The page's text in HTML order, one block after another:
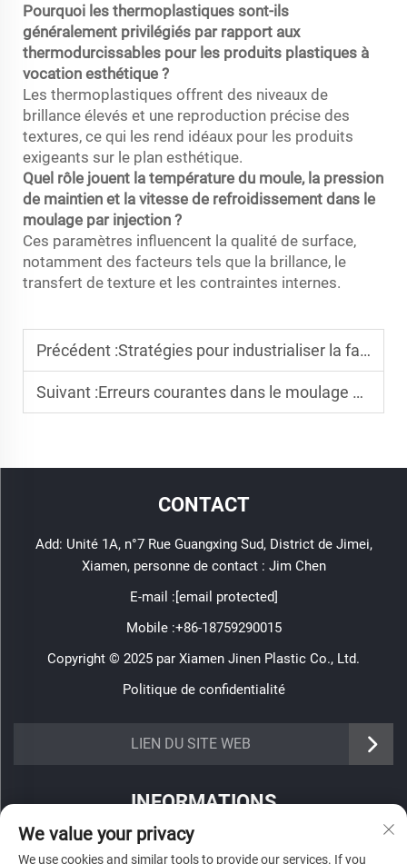
Pourquoi les thermoplastiques sont-ils
généralement privilégiés par rapport aux
thermodurcissables pour les produits plastiques à
vocation esthétique ?
Les thermoplastiques offrent des niveaux de
brillance élevés et une reproduction précise des
textures, ce qui les rend idéaux pour les produits
exigeants sur le plan esthétique.
Quel rôle jouent la température du moule, la pression
de maintien et la vitesse de refroidissement dans le
moulage par injection ?
Ces paramètres influencent la qualité de surface,
notamment des facteurs tels que la brillance, le
transfert de texture et les contraintes internes.
Précédent :Stratégies pour industrialiser la fabrication par injection de plastique
Suivant :Erreurs courantes dans le moulage par injection et comment les éviter
CONTACT
Add: Unité 1A, n°7 Rue Guangxing Sud, District de Jimei,
Xiamen, personne de contact : Jim Chen
E-mail :[email protected]
Mobile :+86-18759290015
Copyright © 2025 par Xiamen Jinen Plastic Co., Ltd.
Politique de confidentialité
LIEN DU SITE WEB
https://www.jinenplastic.com/service
INFORMATIONS
Inscrivez-vous pour recevoir notre newsletter hebdomadaire
We value your privacy
We use cookies and similar tools to provide our services. If you